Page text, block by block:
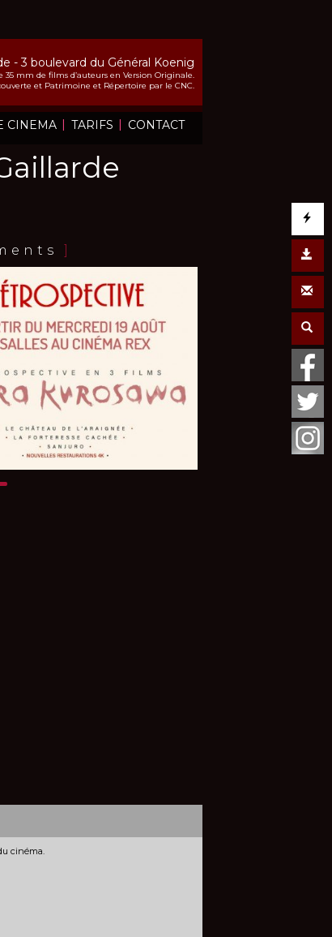
CINEMA | TARIFS | CONTACT
- 3 boulevard du Général Koenig
mm de films d’auteurs en Version Originale.
et Patrimoine et Répertoire par le CNC.
cinéma.